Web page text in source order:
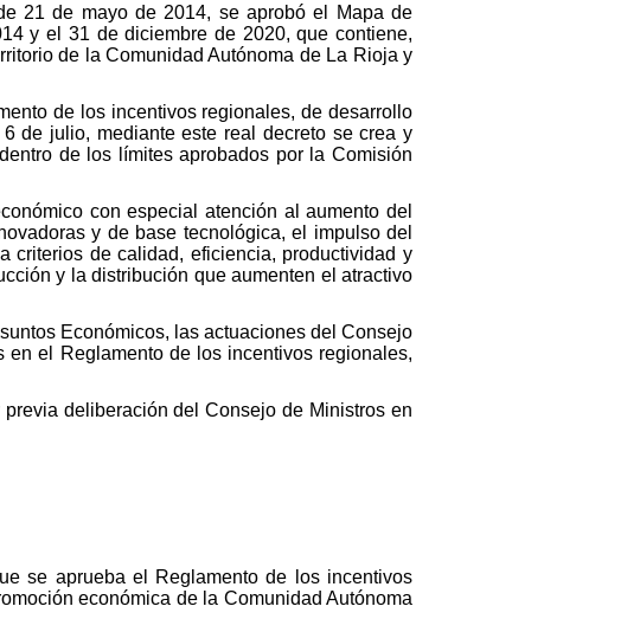
21 de mayo de 2014, se aprobó el Mapa de
y el 31 de diciembre de 2020, que contiene,
de la Comunidad Autónoma de La Rioja y
de los incentivos regionales, de desarrollo
de julio, mediante este real decreto se crea y
de los límites aprobados por la Comisión
con especial atención al aumento del
y de base tecnológica, el impulso del
criterios de calidad, eficiencia, productividad y
y la distribución que aumenten el atractivo
Económicos, las actuaciones del Consejo
el Reglamento de los incentivos regionales,
deliberación del Consejo de Ministros en
se aprueba el Reglamento de los incentivos
económica de la Comunidad Autónoma